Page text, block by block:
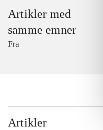
Artikler med
samme emner
Fra
Artikler